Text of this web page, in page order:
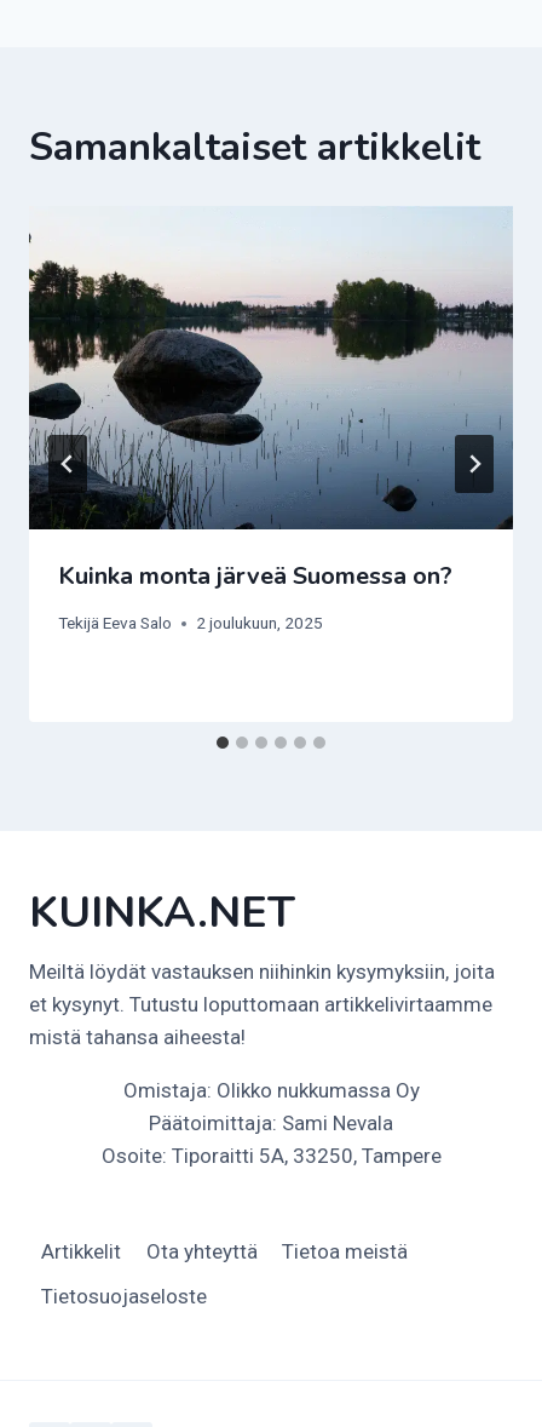
Samankaltaiset artikkelit
Kuinka monta järveä Suomessa on?
TekijäEeva Salo 2 joulukuun, 2025
KUINKA.NET
Meiltä löydät vastauksen niihinkin kysymyksiin, joita
et kysynyt. Tutustu loputtomaan artikkelivirtaamme
mistä tahansa aiheesta!
Omistaja: Olikko nukkumassa Oy
Päätoimittaja: Sami Nevala
Osoite: Tiporaitti 5A, 33250, Tampere
Artikkelit Ota yhteyttä
Tietoa meistä
Tietosuojaseloste